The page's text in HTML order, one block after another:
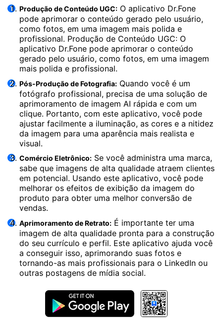
Produção de Conteúdo UGC: O aplicativo Dr.Fone
pode aprimorar o conteúdo gerado pelo usuário,
como fotos, em uma imagem mais polida e
profissional. Produção de Conteúdo UGC: O
aplicativo Dr.Fone pode aprimorar o conteúdo
gerado pelo usuário, como fotos, em uma imagem
mais polida e profissional.
Pós-Produção de Fotografia: Quando você é um
fotógrafo profissional, precisa de uma solução de
aprimoramento de imagem AI rápida e com um
clique. Portanto, com este aplicativo, você pode
ajustar facilmente a iluminação, as cores e a nitidez
da imagem para uma aparência mais realista e
visual.
Comércio Eletrônico: Se você administra uma marca,
sabe que imagens de alta qualidade atraem clientes
em potencial. Usando este aplicativo, você pode
melhorar os efeitos de exibição da imagem do
produto para obter uma melhor conversão de
vendas.
Aprimoramento de Retrato: É importante ter uma
imagem de alta qualidade pronta para a construção
do seu currículo e perfil. Este aplicativo ajuda você
a conseguir isso, aprimorando suas fotos e
tornando-as mais profissionais para o LinkedIn ou
outras postagens de mídia social.